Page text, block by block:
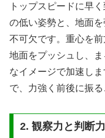
トップスピードに早
の低い姿勢と、地面
不可欠です。重心を
地面をプッシュし、
なイメージで加速し
で、力強く前後に振
2. 観察力と判断